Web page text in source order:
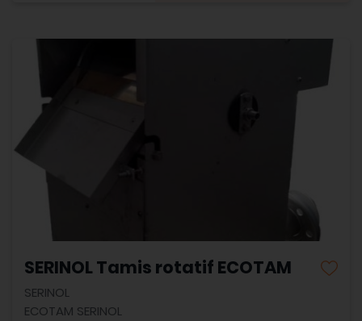
SERINOL Tamis rotatif ECOTAM
SERINOL
ECOTAM SERINOL